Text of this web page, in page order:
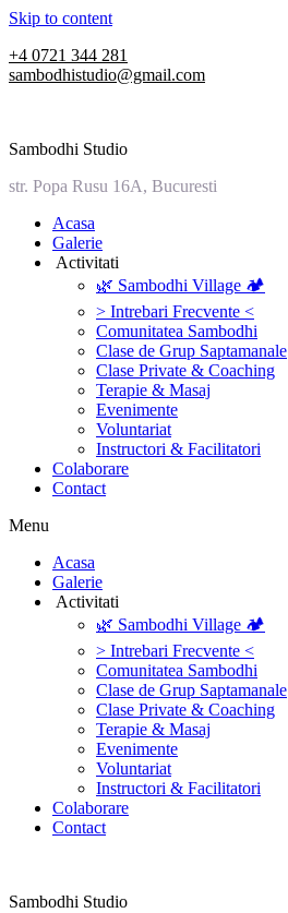
Skip to content
+4 0721 344 281
sambodhistudio@gmail.com
Sambodhi Studio
str. Popa Rusu 16A, Bucuresti
‎Acasa
Galerie
‎ ‎Activitati‎
🌿 Sambodhi Village 🏕️
> Intrebari Frecvente <
Comunitatea Sambodhi
Clase de Grup Saptamanale
Clase Private & Coaching
Terapie & Masaj
‎Evenimente
Voluntariat
‏‏‎Instructori & Facilitatori
Colaborare
Contact
Menu
‎Acasa
Galerie
‎ ‎Activitati‎
🌿 Sambodhi Village 🏕️
> Intrebari Frecvente <
Comunitatea Sambodhi
Clase de Grup Saptamanale
Clase Private & Coaching
Terapie & Masaj
‎Evenimente
Voluntariat
‏‏‎Instructori & Facilitatori
Colaborare
Contact
Sambodhi Studio